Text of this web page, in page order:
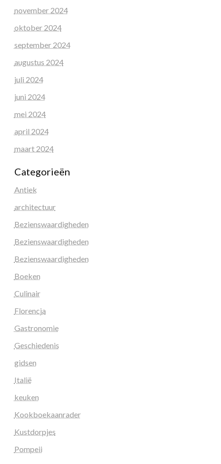
november 2024
oktober 2024
september 2024
augustus 2024
juli 2024
juni 2024
mei 2024
april 2024
maart 2024
Categorieën
Antiek
architectuur
Bezienswaardigheden
Bezienswaardigheden
Bezienswaardigheden
Boeken
Culinair
Florencja
Gastronomie
Geschiedenis
gidsen
Italië
keuken
Kookboekaanrader
Kustdorpjes
Pompeii